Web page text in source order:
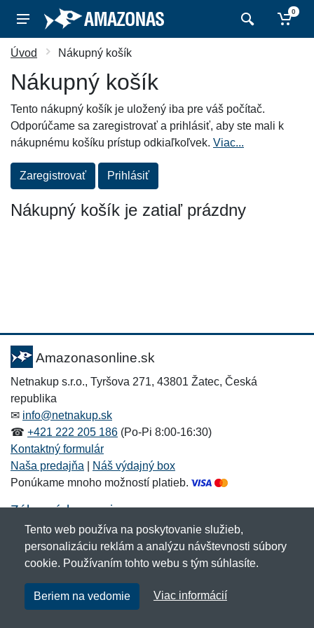
0
Úvod Nákupný košík
Nákupný košík
Tento nákupný košík je uložený iba pre váš počítač.
Odporúčame sa zaregistrovať a prihlásiť, aby ste mali k
nákupnému košíku prístup odkiaľkoľvek. Viac...
Zaregistrovať Prihlásiť
Nákupný košík je zatiaľ prázdny
Amazonasonline.sk
Netnakup s.r.o., Tyršova 271, 43801 Žatec, Česká
republika
✉ info@netnakup.sk
☎ +421 222 205 186 (Po-Pi 8:00-16:30)
Kontaktný formulár
Naša predajňa
Náš výdajný box
Ponúkame mnoho možností platieb.
Zákaznícky servis
Novinky emailom
Copyright © 2007-2026 (19 rokov s vami)Netnakup.sk
NetIQ. Všetky práva vyhradené.
Tento web používa na poskytovanie služieb,
personalizáciu reklám a analýzu návštevnosti súbory
cookie. Používaním tohto webu s tým súhlasíte.
Beriem na vedomie Viac informácií